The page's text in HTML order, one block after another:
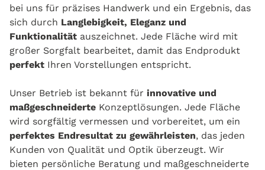
bei uns für präzises Handwerk und ein Ergebnis, das
sich durch Langlebigkeit, Eleganz und
Funktionalität auszeichnet. Jede Fläche wird mit
großer Sorgfalt bearbeitet, damit das Endprodukt
perfekt Ihren Vorstellungen entspricht.
Unser Betrieb ist bekannt für innovative und
maßgeschneiderte Konzeptlösungen. Jede Fläche
wird sorgfältig vermessen und vorbereitet, um ein
perfektes Endresultat zu gewährleisten, das jeden
Kunden von Qualität und Optik überzeugt. Wir
bieten persönliche Beratung und maßgeschneiderte